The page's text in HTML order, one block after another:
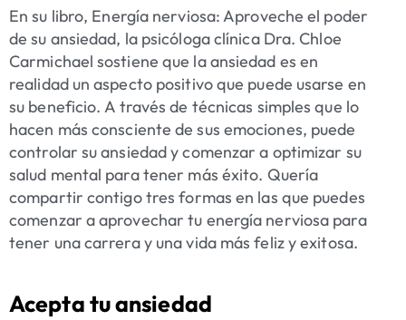
En su libro, Energía nerviosa: Aproveche el poder
de su ansiedad, la psicóloga clínica Dra. Chloe
Carmichael sostiene que la ansiedad es en
realidad un aspecto positivo que puede usarse en
su beneficio. A través de técnicas simples que lo
hacen más consciente de sus emociones, puede
controlar su ansiedad y comenzar a optimizar su
salud mental para tener más éxito. Quería
compartir contigo tres formas en las que puedes
comenzar a aprovechar tu energía nerviosa para
tener una carrera y una vida más feliz y exitosa.
Acepta tu ansiedad